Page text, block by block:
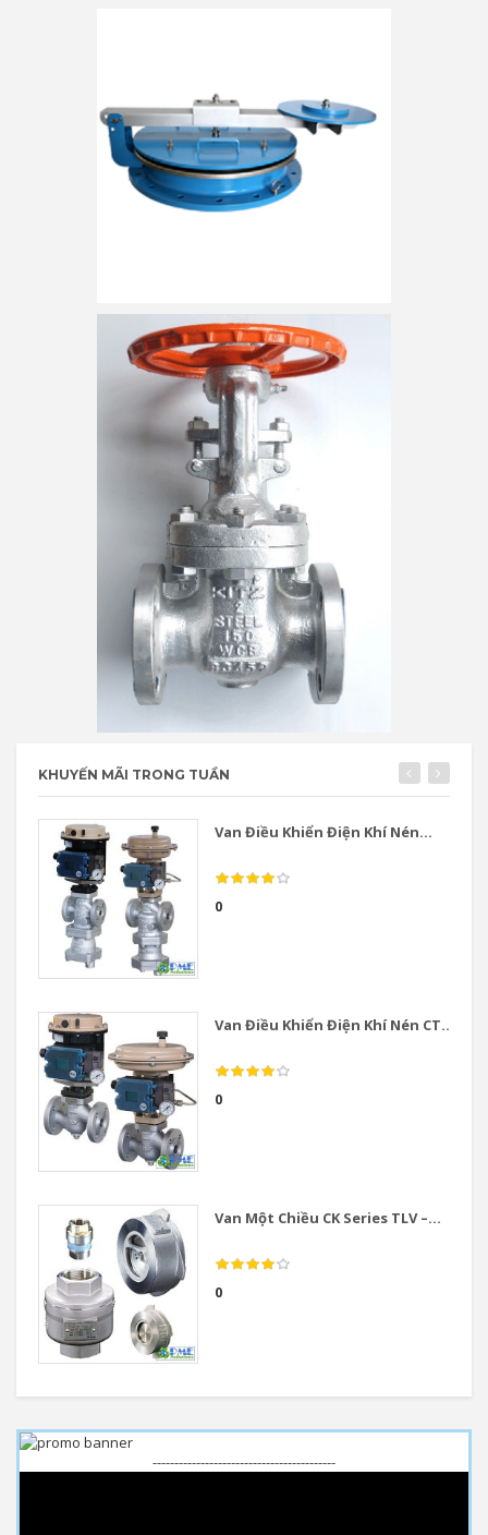
KHUYẾN MÃI TRONG TUẦN
Van Điều Khiển Điện Khí Nén...
0
Van Điều Khiển Điện Khí Nén CT...
0
Van Một Chiều CK Series TLV –...
0
------------------------------------------